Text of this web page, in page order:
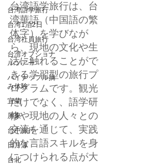
台湾語学旅行
台湾1泊2日
台湾社員旅行
台湾オプショナ
ルツアー
パイナップル摘
み体験
宜蘭
屏東
台中旅行
日月潭
台北
台湾語学旅行は、台
湾華語（中国語の繁
体字）を学びなが
ら、現地の文化や生
活に触れることがで
きる学習型の旅行プ
ログラムです。観光
だけでなく、語学研
修や現地の人々との
交流を通じて、実践
的な言語スキルを身
につけられる点が大